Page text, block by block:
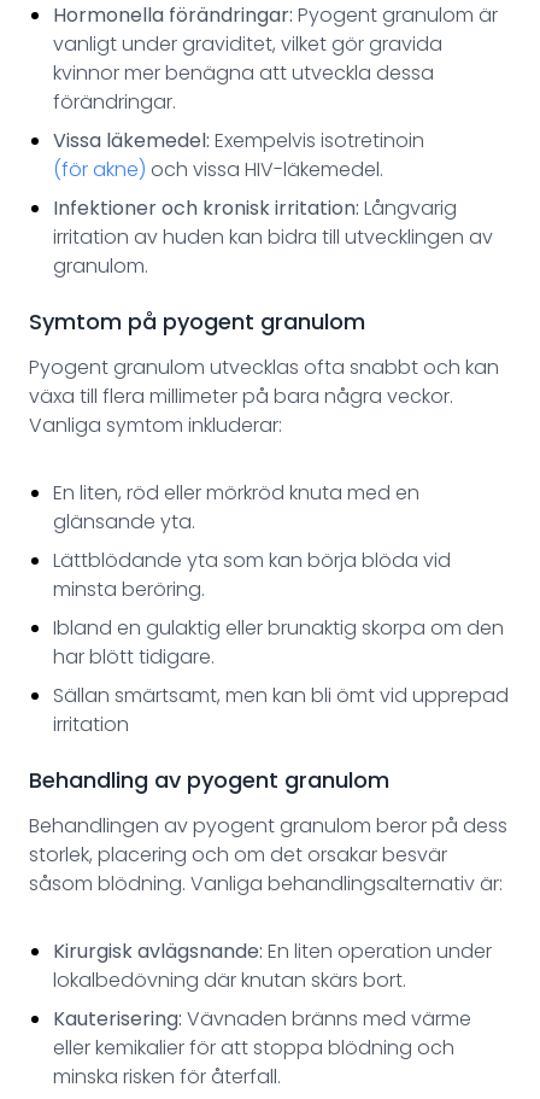
Hormonella förändringar: Pyogent granulom är
vanligt under graviditet, vilket gör gravida
kvinnor mer benägna att utveckla dessa
förändringar.
Vissa läkemedel: Exempelvis isotretinoin
(för akne) och vissa HIV-läkemedel.
Infektioner och kronisk irritation: Långvarig
irritation av huden kan bidra till utvecklingen av
granulom.
Symtom på pyogent granulom
Pyogent granulom utvecklas ofta snabbt och kan
växa till flera millimeter på bara några veckor.
Vanliga symtom inkluderar:
En liten, röd eller mörkröd knuta med en
glänsande yta.
Lättblödande yta som kan börja blöda vid
minsta beröring.
Ibland en gulaktig eller brunaktig skorpa om den
har blött tidigare.
Sällan smärtsamt, men kan bli ömt vid upprepad
irritation
Behandling av pyogent granulom
Behandlingen av pyogent granulom beror på dess
storlek, placering och om det orsakar besvär
såsom blödning. Vanliga behandlingsalternativ är:
Kirurgisk avlägsnande: En liten operation under
lokalbedövning där knutan skärs bort.
Kauterisering: Vävnaden bränns med värme
eller kemikalier för att stoppa blödning och
minska risken för återfall.